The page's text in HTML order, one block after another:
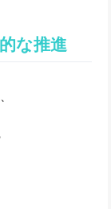
な推進